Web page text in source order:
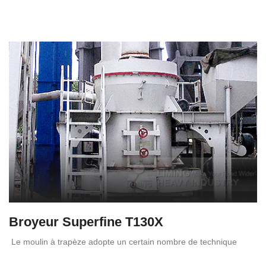
Broyeur Superfine T130X
Le moulin à trapèze adopte un certain nombre de technique